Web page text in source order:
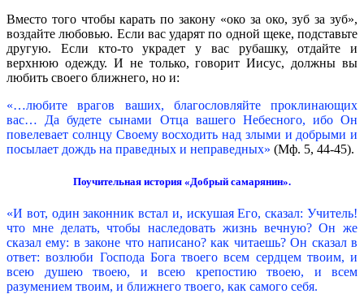
Вместо того чтобы карать по закону «око за око, зуб за зуб»,
воздайте любовью. Если вас ударят по одной щеке, подставьте
другую. Если кто-то украдет у вас рубашку, отдайте и
верхнюю одежду. И не только, говорит Иисус, должны вы
любить своего ближнего, но и:
«…любите врагов ваших, благословляйте проклинающих
вас… Да будете сынами Отца вашего Небесного, ибо Он
повелевает солнцу Своему восходить над злыми и добрыми и
посылает дождь на праведных и неправедных» (Мф. 5, 44-45).
Поучительная история «Добрый самарянин».
«И вот, один законник встал и, искушая Его, сказал: Учитель!
что мне делать, чтобы наследовать жизнь вечную? Он же
сказал ему: в законе что написано? как читаешь? Он сказал в
ответ: возлюби Господа Бога твоего всем сердцем твоим, и
всею душею твоею, и всею крепостию твоею, и всем
разумением твоим, и ближнего твоего, как самого себя.